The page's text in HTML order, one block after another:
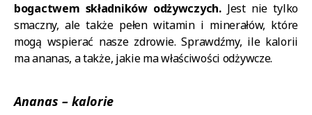
bogactwem składników odżywczych.Jest nie tylko
smaczny, ale także pełen witamin i minerałów, które
mogą wspierać nasze zdrowie. Sprawdźmy, ile kalorii
ma ananas, a także, jakie ma właściwości odżywcze.
Ananas – kalorie